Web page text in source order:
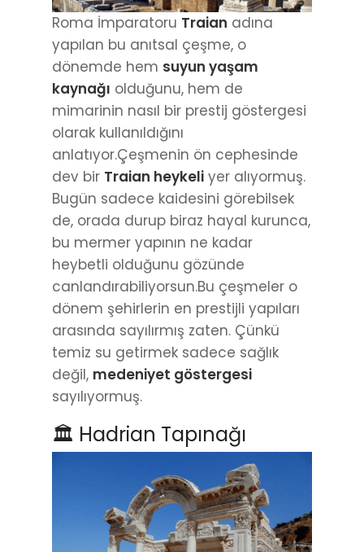
Roma İmparatoru Traian adına
yapılan bu anıtsal çeşme, o
dönemde hem suyun yaşam
kaynağı olduğunu, hem de
mimarinin nasıl bir prestij göstergesi
olarak kullanıldığını
anlatıyor.Çeşmenin ön cephesinde
dev bir Traian heykeli yer alıyormuş.
Bugün sadece kaidesini görebilsek
de, orada durup biraz hayal kurunca,
bu mermer yapının ne kadar
heybetli olduğunu gözünde
canlandırabiliyorsun.Bu çeşmeler o
dönem şehirlerin en prestijli yapıları
arasında sayılırmış zaten. Çünkü
temiz su getirmek sadece sağlık
değil, medeniyet göstergesi
sayılıyormuş.
🏛 Hadrian Tapınağı